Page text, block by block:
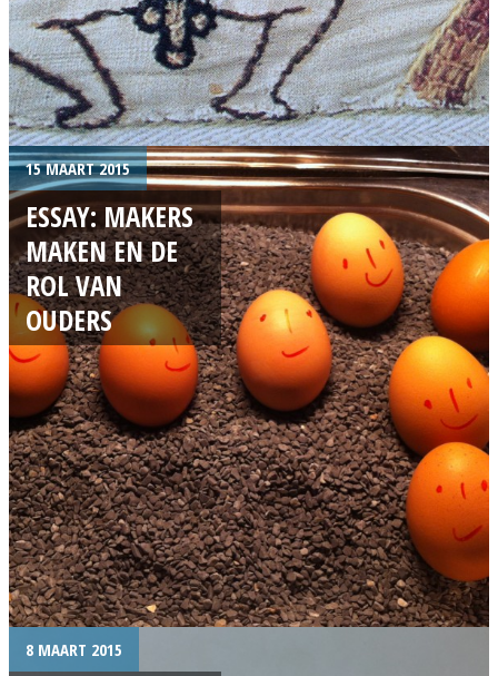
15 MAART 2015
ESSAY: MAKERS
MAKEN EN DE
ROL VAN
OUDERS
8 MAART 2015